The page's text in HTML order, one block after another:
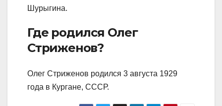
Шурыгина.
Где родился Олег
Стриженов?
Олег Стриженов родился 3 августа 1929
года в Кургане, СССР.